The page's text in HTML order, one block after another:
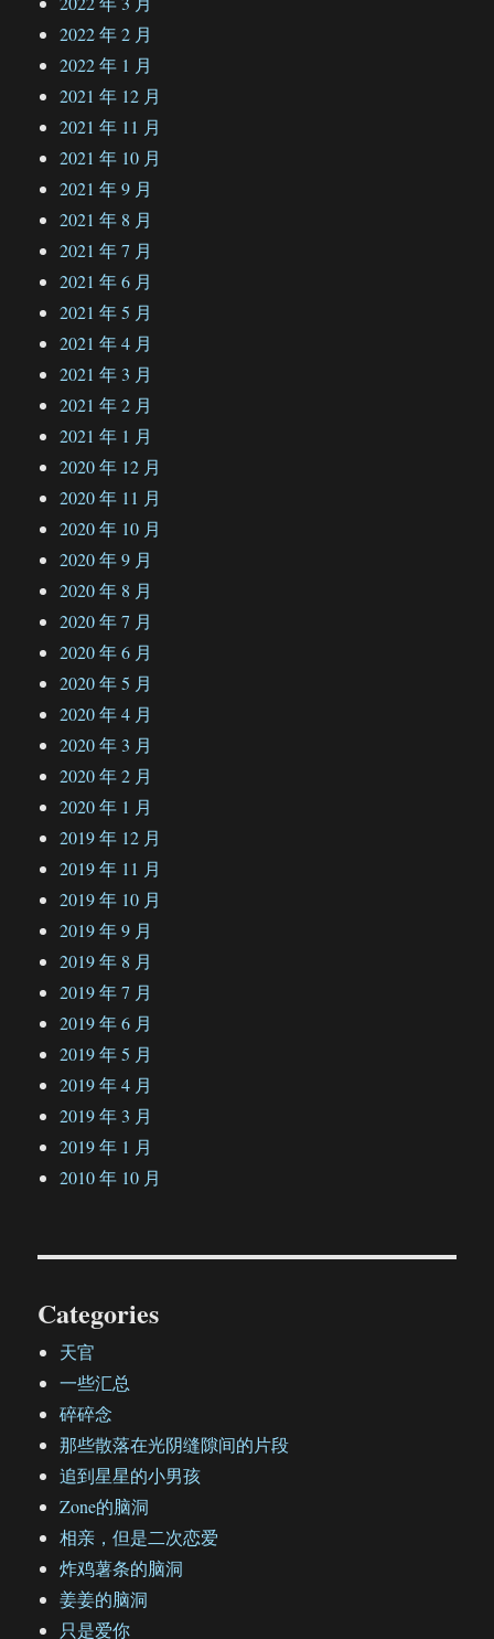
2022 年 2 月
2022 年 1 月
2021 年 12 月
2021 年 11 月
2021 年 10 月
2021 年 9 月
2021 年 8 月
2021 年 7 月
2021 年 6 月
2021 年 5 月
2021 年 4 月
2021 年 3 月
2021 年 2 月
2021 年 1 月
2020 年 12 月
2020 年 11 月
2020 年 10 月
2020 年 9 月
2020 年 8 月
2020 年 7 月
2020 年 6 月
2020 年 5 月
2020 年 4 月
2020 年 3 月
2020 年 2 月
2020 年 1 月
2019 年 12 月
2019 年 11 月
2019 年 10 月
2019 年 9 月
2019 年 8 月
2019 年 7 月
2019 年 6 月
2019 年 5 月
2019 年 4 月
2019 年 3 月
2019 年 1 月
2010 年 10 月
Categories
天官
一些汇总
碎碎念
那些散落在光阴缝隙间的片段
追到星星的小男孩
Zone的脑洞
相亲，但是二次恋爱
炸鸡薯条的脑洞
姜姜的脑洞
只是爱你